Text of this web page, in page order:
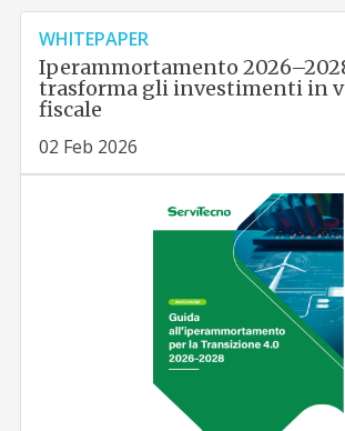
WHITEPAPER
Iperammortamento
trasforma gli investimenti in
fiscale
02 Feb 2026